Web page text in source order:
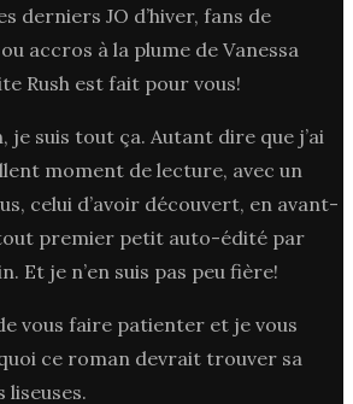
derniers JO d’hiver, fans de
accros à la plume de Vanessa
Rush est fait pour vous!
je suis tout ça. Autant dire que j’ai
moment de lecture, avec un
celui d’avoir découvert, en avant-
premier petit auto-édité par
Et je n’en suis pas peu fière!
vous faire patienter et je vous
ce roman devrait trouver sa
liseuses.